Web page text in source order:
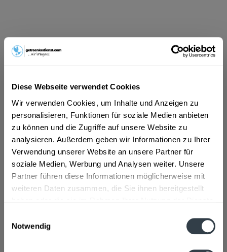
Diese Webseite verwendet Cookies
Wir verwenden Cookies, um Inhalte und Anzeigen zu
personalisieren, Funktionen für soziale Medien anbieten
zu können und die Zugriffe auf unsere Website zu
analysieren. Außerdem geben wir Informationen zu Ihrer
Verwendung unserer Website an unsere Partner für
soziale Medien, Werbung und Analysen weiter. Unsere
Partner führen diese Informationen möglicherweise mit
weiteren Daten zusammen, die Sie ihnen bereitgestellt
Notwendig
ab 7,49 € *
inkl. MwSt.ggf. zzgl. Erschwerniszuschlag
MEHRWEG
+3,30 € Pfand
In den Warenkorb
Artikel-Nr.:
33014
Verfügbar in:
mehr